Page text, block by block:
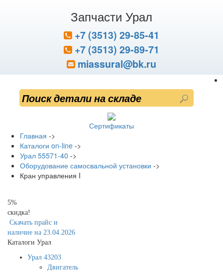
Запчасти Урал
+7 (3513) 29-85-41
+7 (3513) 29-89-71
miassural@bk.ru
Сертификаты
Главная ->
Каталоги on-line ->
Урал 55571-40 ->
Оборудование самосвальной установки ->
Кран управления I
5%
скидка!
Скачать прайс и
наличие на 23.04.2026
Каталоги Урал
Урал 43203
Двигатель